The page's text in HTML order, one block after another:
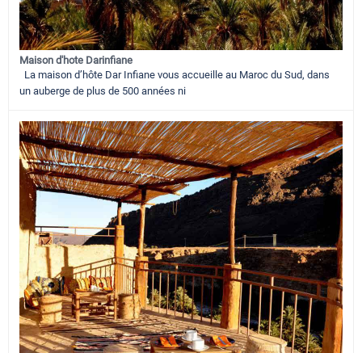
Maison d'hote Darinfiane
La maison d’hôte Dar Infiane vous accueille au Maroc du Sud, dans
un auberge de plus de 500 années ni